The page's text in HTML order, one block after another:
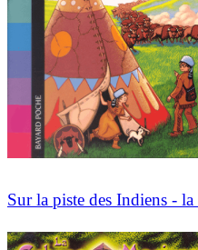
Sur la piste des Indiens -